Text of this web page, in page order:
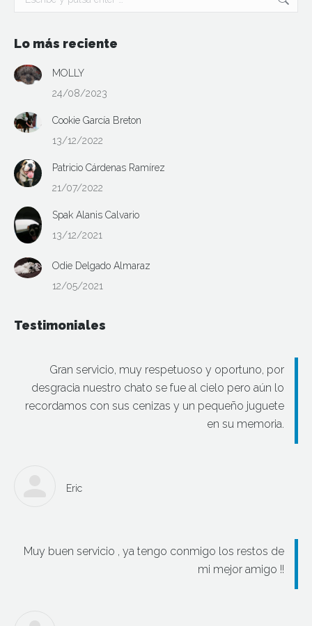
Lo más reciente
MOLLY
24/08/2023
Cookie García Breton
13/12/2022
Patricio Cárdenas Ramírez
21/07/2022
Spak Alanis Calvario
13/12/2021
Odie Delgado Almaraz
12/05/2021
Testimoniales
Gran servicio, muy respetuoso y oportuno, por
desgracia nuestro chato se fue al cielo pero aún lo
recordamos con sus cenizas y un pequeño juguete
en su memoria.
Eric
Muy buen servicio , ya tengo conmigo los restos de
mi mejor amigo !!